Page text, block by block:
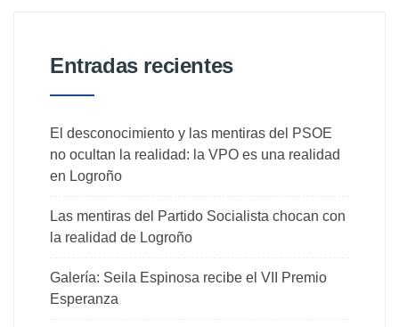
Entradas recientes
El desconocimiento y las mentiras del PSOE
no ocultan la realidad: la VPO es una realidad
en Logroño
Las mentiras del Partido Socialista chocan con
la realidad de Logroño
Galería: Seila Espinosa recibe el VII Premio
Esperanza